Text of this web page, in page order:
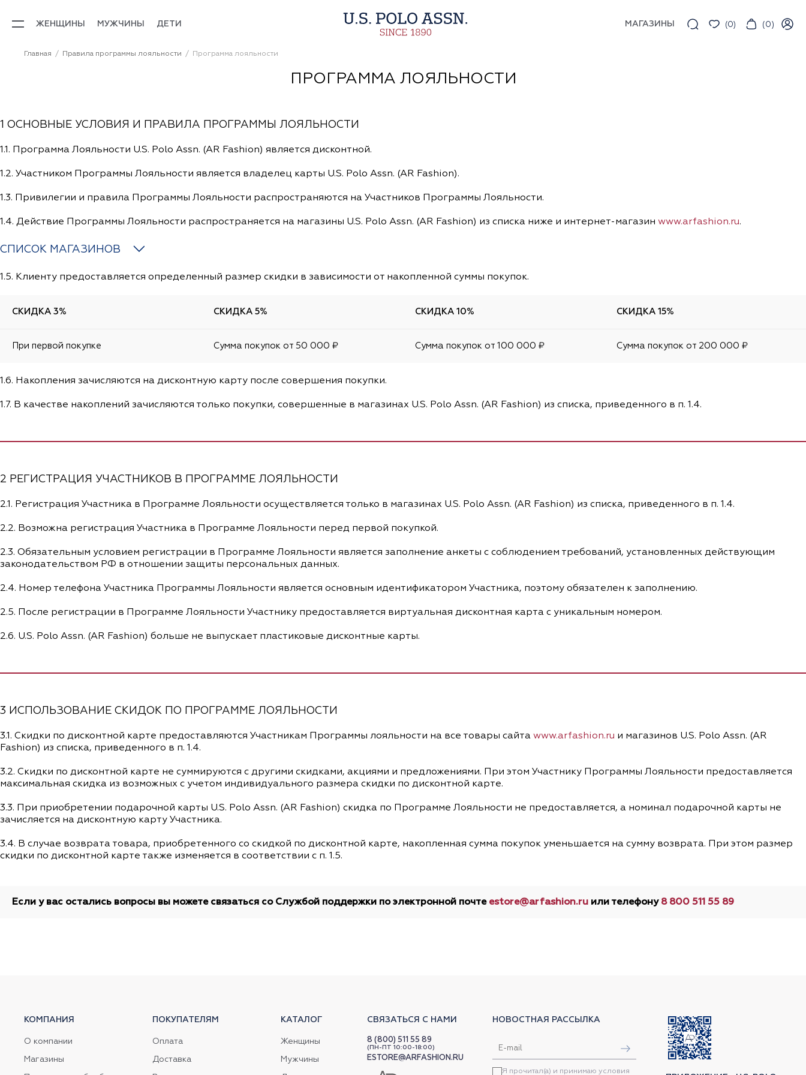
ЖЕНЩИНЫ МУЖЧИНЫ ДЕТИ МАГАЗИНЫ (0) (0)
Главная Правила программы лояльности Программа лояльности
ПРОГРАММА ЛОЯЛЬНОСТИ
1 ОСНОВНЫЕ УСЛОВИЯ И ПРАВИЛА ПРОГРАММЫ ЛОЯЛЬНОСТИ
1.1. Программа Лояльности U.S. Polo Assn. (AR Fashion) является дисконтной.
1.2. Участником Программы Лояльности является владелец карты U.S. Polo Assn. (AR Fashion).
1.3. Привилегии и правила Программы Лояльности распространяются на Участников Программы Лояльности.
1.4. Действие Программы Лояльности распространяется на магазины U.S. Polo Assn. (AR Fashion) из списка ниже и интернет-магазин www.arfashion.ru.
СПИСОК МАГАЗИНОВ
1.5. Клиенту предоставляется определенный размер скидки в зависимости от накопленной суммы покупок.
СКИДКА 3%
При первой покупке
СКИДКА 5%
Сумма покупок от 50 000 ₽
СКИДКА 10%
Сумма покупок от 100 000 ₽
СКИДКА 15%
Сумма покупок от 200 000 ₽
1.6. Накопления зачисляются на дисконтную карту после совершения покупки.
1.7. В качестве накоплений зачисляются только покупки, совершенные в магазинах U.S. Polo Assn. (AR Fashion) из списка, приведенного в п. 1.4.
2 РЕГИСТРАЦИЯ УЧАСТНИКОВ В ПРОГРАММЕ ЛОЯЛЬНОСТИ
2.1. Регистрация Участника в Программе Лояльности осуществляется только в магазинах U.S. Polo Assn. (AR Fashion) из списка, приведенного в п. 1.4.
2.2. Возможна регистрация Участника в Программе Лояльности перед первой покупкой.
2.3. Обязательным условием регистрации в Программе Лояльности является заполнение анкеты с соблюдением требований, установленных действующим
законодательством РФ в отношении защиты персональных данных.
2.4. Номер телефона Участника Программы Лояльности является основным идентификатором Участника, поэтому обязателен к заполнению.
2.5. После регистрации в Программе Лояльности Участнику предоставляется виртуальная дисконтная карта с уникальным номером.
2.6. U.S. Polo Assn. (AR Fashion) больше не выпускает пластиковые дисконтные карты.
3 ИСПОЛЬЗОВАНИЕ СКИДОК ПО ПРОГРАММЕ ЛОЯЛЬНОСТИ
3.1. Скидки по дисконтной карте предоставляются Участникам Программы лояльности на все товары сайта www.arfashion.ru и магазинов U.S. Polo Assn. (AR
Fashion) из списка, приведенного в п. 1.4.
3.2. Скидки по дисконтной карте не суммируются с другими скидками, акциями и предложениями. При этом Участнику Программы Лояльности предоставляется
максимальная скидка из возможных с учетом индивидуального размера скидки по дисконтной карте.
3.3. При приобретении подарочной карты U.S. Polo Assn. (AR Fashion) скидка по Программе Лояльности не предоставляется, а номинал подарочной карты не
зачисляется на дисконтную карту Участника.
3.4. В случае возврата товара, приобретенного со скидкой по дисконтной карте, накопленная сумма покупок уменьшается на сумму возврата. При этом размер
скидки по дисконтной карте также изменяется в соответствии с п. 1.5.
Если у вас остались вопросы вы можете связаться со Службой поддержки по электронной почте estore@arfashion.ru или телефону 8 800 511 55 89
КОМПАНИЯ
О компании
Магазины
ПОКУПАТЕЛЯМ
Оплата
Доставка
КАТАЛОГ
Женщины
Мужчины
СВЯЗАТЬСЯ С НАМИ
8 (800) 511 55 89
(ПН-ПТ 10:00-18:00)
ESTORE@ARFASHION.RU
НОВОСТНАЯ РАССЫЛКА
Я прочитал(а) и принимаю условия